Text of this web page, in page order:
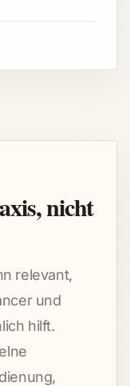
nicht
relevant,
und
hilft.